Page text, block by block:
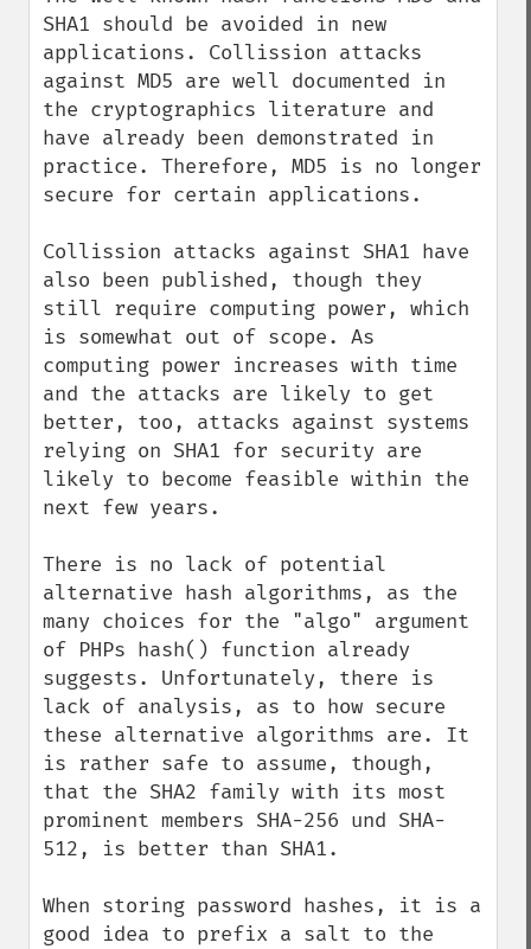
SHA1 should be avoided in new
applications. Collission attacks
against MD5 are well documented in
the cryptographics literature and
have already been demonstrated in
practice. Therefore, MD5 is no longer
secure for certain applications.
Collission attacks against SHA1 have
also been published, though they
still require computing power, which
is somewhat out of scope. As
computing power increases with time
and the attacks are likely to get
better, too, attacks against systems
relying on SHA1 for security are
likely to become feasible within the
next few years.
There is no lack of potential
alternative hash algorithms, as the
many choices for the "algo" argument
of PHPs hash() function already
suggests. Unfortunately, there is
lack of analysis, as to how secure
these alternative algorithms are. It
is rather safe to assume, though,
that the SHA2 family with its most
prominent members SHA-256 und SHA-
512, is better than SHA1.
When storing password hashes, it is a
good idea to prefix a salt to the